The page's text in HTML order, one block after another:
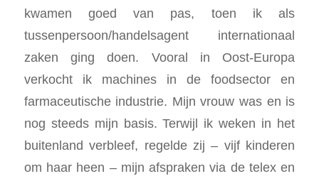
kwamen goed van pas, toen ik als
tussenpersoon/handelsagent internationaal
zaken ging doen. Vooral in Oost-Europa
verkocht ik machines in de foodsector en
farmaceutische industrie. Mijn vrouw was en is
nog steeds mijn basis. Terwijl ik weken in het
buitenland verbleef, regelde zij – vijf kinderen
om haar heen – mijn afspraken via de telex en